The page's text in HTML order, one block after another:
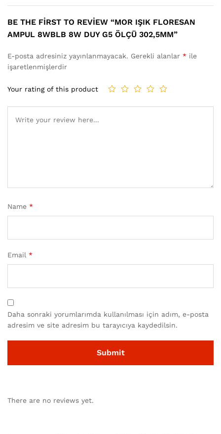
BE THE FIRST TO REVIEW “MOR IŞIK FLORESAN
AMPUL 8WBLB 8W DUY G5 ÖLÇÜ 302,5MM”
E-posta adresiniz yayınlanmayacak. Gerekli alanlar * ile
işaretlenmişlerdir
Your rating of this product
Name *
Email *
Daha sonraki yorumlarımda kullanılması için adım, e-posta
adresim ve site adresim bu tarayıcıya kaydedilsin.
There are no reviews yet.